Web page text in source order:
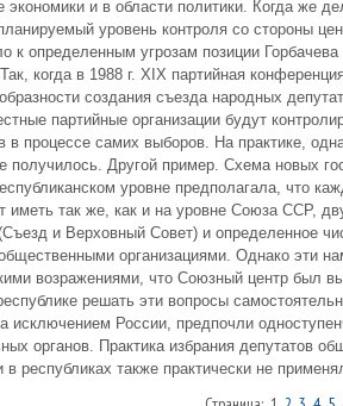
и в об­лас­ти по­ли­ти­ки. Ко­гда же
уро­вень кон­тро­ля со сто­ро­ны
к оп­ре­де­лен­ным уг­ро­зам по­зи­ции
ко­гда в 1988 г. ХIХ пар­тий­ная
соз­да­ния съез­да на­род­ных
пар­тий­ные ор­га­ни­за­ции бу­дут
в про­цес­се са­мих вы­бо­ров. На прак­ти­ке,
по­лу­чи­лось. Дру­гой при­мер. Схе­ма но­вых
уров­не пред­по­ла­га­ла, что
иметь так же, как и на уров­не Сою­за ССР,
и Вер­хов­ный Со­вет) и оп­ре­де­лен­ное
ор­га­ни­за­ция­ми. Од­на­ко эти
воз­ра­же­ния­ми, что Со­юз­ный центр был
ре­шать эти во­про­сы
ис­клю­че­ни­ем Рос­сии, пред­по­чли
ор­га­нов. Прак­ти­ка из­бра­ния де­пу­та­тов
рес­пуб­ли­ках так­же прак­ти­че­ски не